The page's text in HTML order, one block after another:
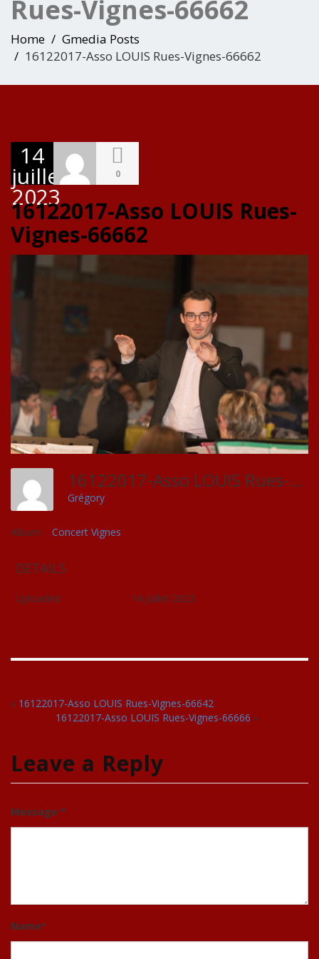
Rues-Vignes-66662
Home
Gmedia Posts
16122017-Asso LOUIS Rues-Vignes-66662
14
juillet
2023
0
16122017-Asso LOUIS Rues-
Vignes-66662
16122017-Asso LOUIS Rues-Vignes-66662
Grégory
Album: Concert Vignes
DETAILS
Uploaded 14 Juillet 2023
« 16122017-Asso LOUIS Rues-Vignes-66642
16122017-Asso LOUIS Rues-Vignes-66666 »
Leave a Reply
Message *
Name*